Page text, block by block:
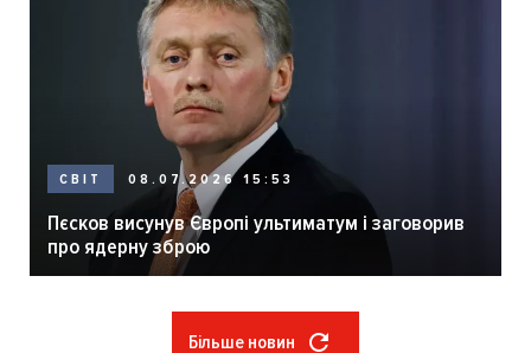
СВІТ 08.07.2026 15:53
Пєсков висунув Європі ультиматум і заговорив
про ядерну зброю
Більше новин